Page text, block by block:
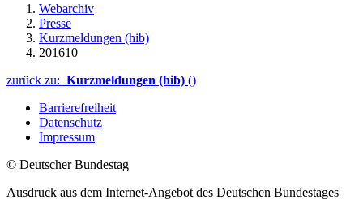
Webarchiv
Presse
Kurzmeldungen (hib)
201610
zurück zu: Kurzmeldungen (hib) ()
Barrierefreiheit
Datenschutz
Impressum
© Deutscher Bundestag
Ausdruck aus dem Internet-Angebot des Deutschen Bundestages